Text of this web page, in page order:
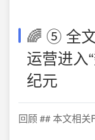
🌈 ⑤ 全
运营进入
纪元
回顾 ## 本文相关